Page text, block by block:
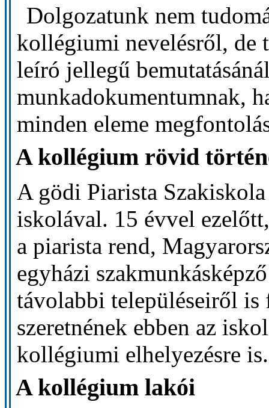
Dolgozatunk nem
kollégiumi nevelésről, de
leíró jellegű
munkadokumentumnak,
minden eleme
A kollégium rövid
A gödi Piarista
iskolával. 15 évvel
a piarista rend,
egyházi
távolabbi településeiről is
szeretnének ebben az
kollégiumi elhelyezésre is.
A kollégium lakói